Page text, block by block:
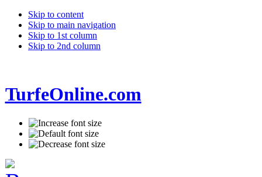
Skip to content
Skip to main navigation
Skip to 1st column
Skip to 2nd column
TurfeOnline.com